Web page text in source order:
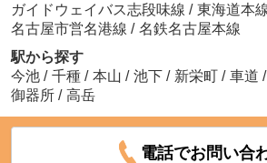
ガイドウェイバス志段味線 / 東海道本
名古屋市営名港線 / 名鉄名古屋本線
駅から探す
今池 / 千種 / 本山 / 池下 / 新栄町 / 車道 /
御器所 / 高岳
電話でお問い合